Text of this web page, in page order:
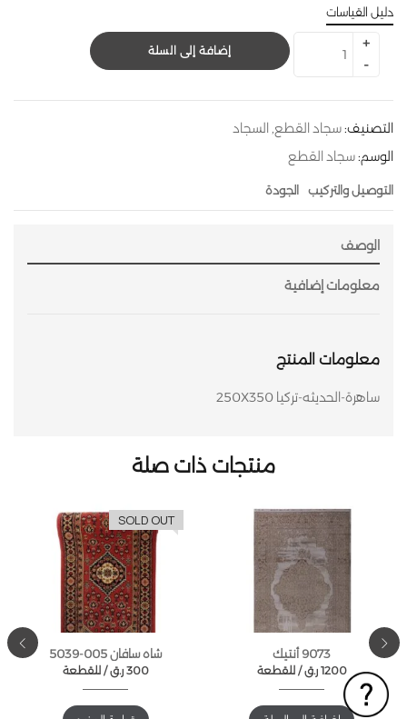
دليل القياسات
إضافة إلى السلة
التصنيف:سجاد القطع السجاد
الوسم:سجاد القطع
التوصيل والتركيب الجودة
الوصف
معلومات إضافية
معلومات المنتج
ساهرة-الحديثه-تركيا 250X350
منتجات ذات صلة
9073 أنتيك
للقطعة / 1200 ر.ق
SOLD OUT
شاه سافان 005-5039
للقطعة / 300 ر.ق